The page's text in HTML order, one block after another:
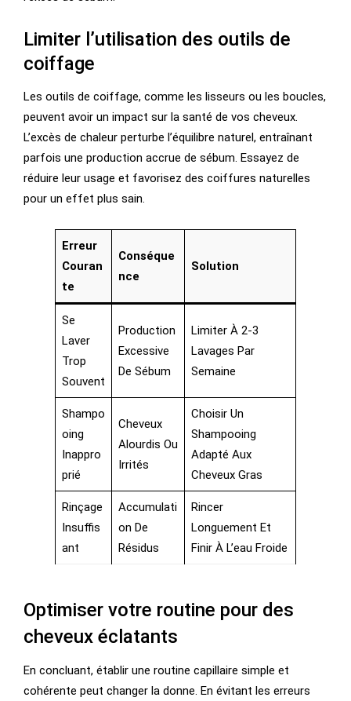
Limiter l’utilisation des outils de
coiffage
Les outils de coiffage, comme les lisseurs ou les boucles,
peuvent avoir un impact sur la santé de vos cheveux.
L’excès de chaleur perturbe l’équilibre naturel, entraînant
parfois une production accrue de sébum. Essayez de
réduire leur usage et favorisez des coiffures naturelles
pour un effet plus sain.
Erreur
Couran
Te
Conséque
Nce
Solution
Se
Laver
Trop
Souvent
Production
Excessive
De Sébum
Limiter À 2-3
Lavages Par
Semaine
Shampo
Oing
Inappro
Prié
Cheveux
Alourdis Ou
Irrités
Choisir Un
Shampooing
Adapté Aux
Cheveux Gras
Rinçage
Insuffis
Ant
Accumulati
On De
Résidus
Rincer
Longuement Et
Finir À L’eau Froide
Optimiser votre routine pour des
cheveux éclatants
En concluant, établir une routine capillaire simple et
cohérente peut changer la donne. En évitant les erreurs